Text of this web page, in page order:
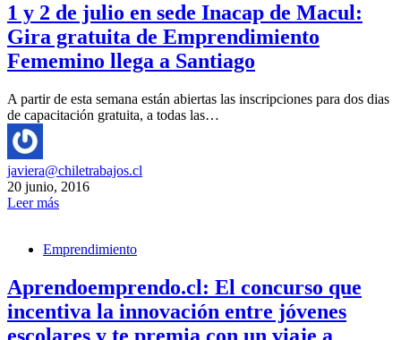
1 y 2 de julio en sede Inacap de Macul:
Gira gratuita de Emprendimiento
Fememino llega a Santiago
A partir de esta semana están abiertas las inscripciones para dos dias
de capacitación gratuita, a todas las…
javiera@chiletrabajos.cl
20 junio, 2016
Leer más
Emprendimiento
Aprendoemprendo.cl: El concurso que
incentiva la innovación entre jóvenes